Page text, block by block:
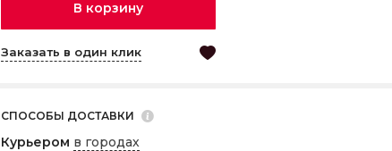
В корзину
Заказать в один клик
СПОСОБЫ ДОСТАВКИ
Курьером в городах